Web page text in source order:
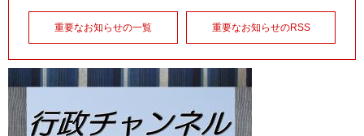
重要なお知らせの一覧 重要なお知らせのRSS